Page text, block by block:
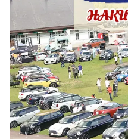
LIVE CAMERA
ライブカメラ
ABOUT HAKUBA
白馬村について
INFORMATION
お知らせ
STAY
宿泊施設
HAKUBA ORIGINAL
Hakuba Original
SEASONS
白馬村の季節